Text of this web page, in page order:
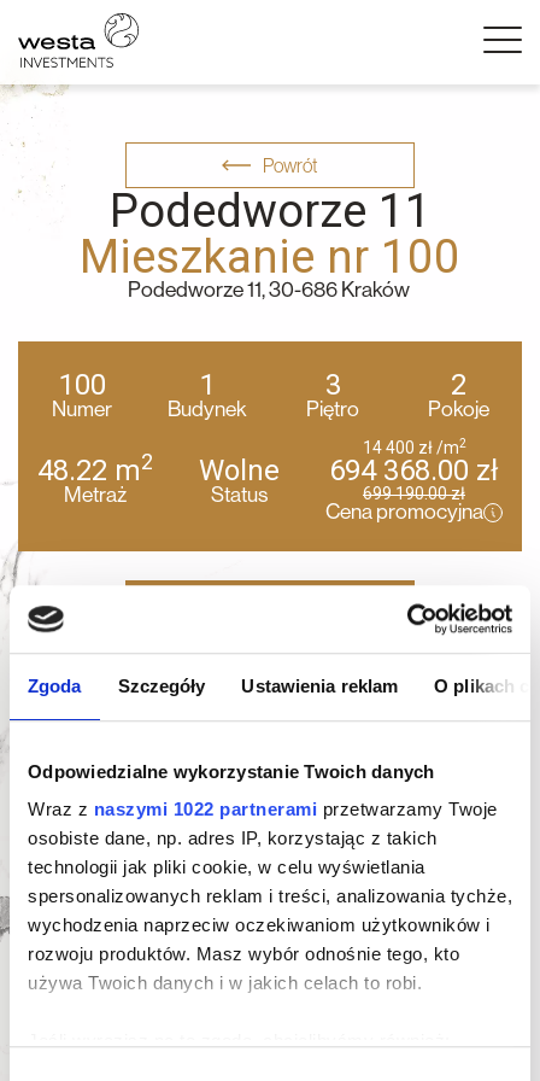
Zgoda Szczegóły Ustawienia reklam O plikach
Odpowiedzialne wykorzystanie Twoich danych
Wraz z naszymi 1022 partnerami przetwarzamy Twoje
osobiste dane, np. adres IP, korzystając z takich
technologii jak pliki cookie, w celu wyświetlania
spersonalizowanych reklam i treści, analizowania tychże,
wychodzenia naprzeciw oczekiwaniom użytkowników i
rozwoju produktów. Masz wybór odnośnie tego, kto
używa Twoich danych i w jakich celach to robi.
Powrót
Podedworze 11
Mieszkanie nr 100
Podedworze 11, 30-686 Kraków
Numer
100
Budynek
1
Piętro
3
Pokoje
2
Metraż
48.22 m2
Status
Wolne
Cena promocyjna
14 400 zł/m2
694 368.00 zł
699 190.00zł
Karta mieszkania
Zapytaj o ofertę indywidualną